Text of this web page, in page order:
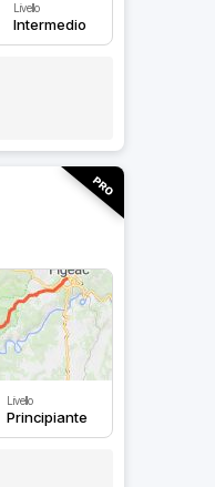
Livello
Intermedio
Livello
Principiante